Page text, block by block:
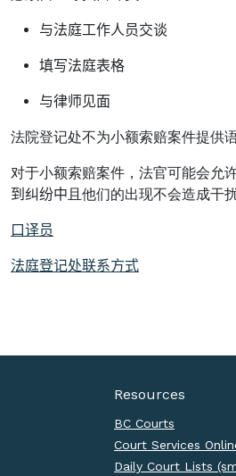
与法庭工作人员交谈
填写法庭表格
与律师见面
法院登记处不为小额索赔案件提供语
对于小额索赔案件，法官可能会允
到纠纷中 且他们的出现不会造成干
口译员
法庭登记处联系方式
Resources
BC Courts
Court Services
Daily Court Lists